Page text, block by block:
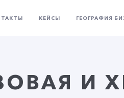
КЕЙСЫ ГЕОГРАФИЯ
И